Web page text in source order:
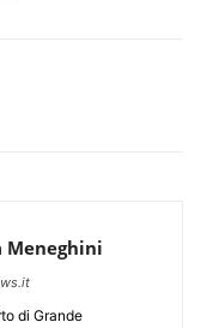
Meneghini
di Grande